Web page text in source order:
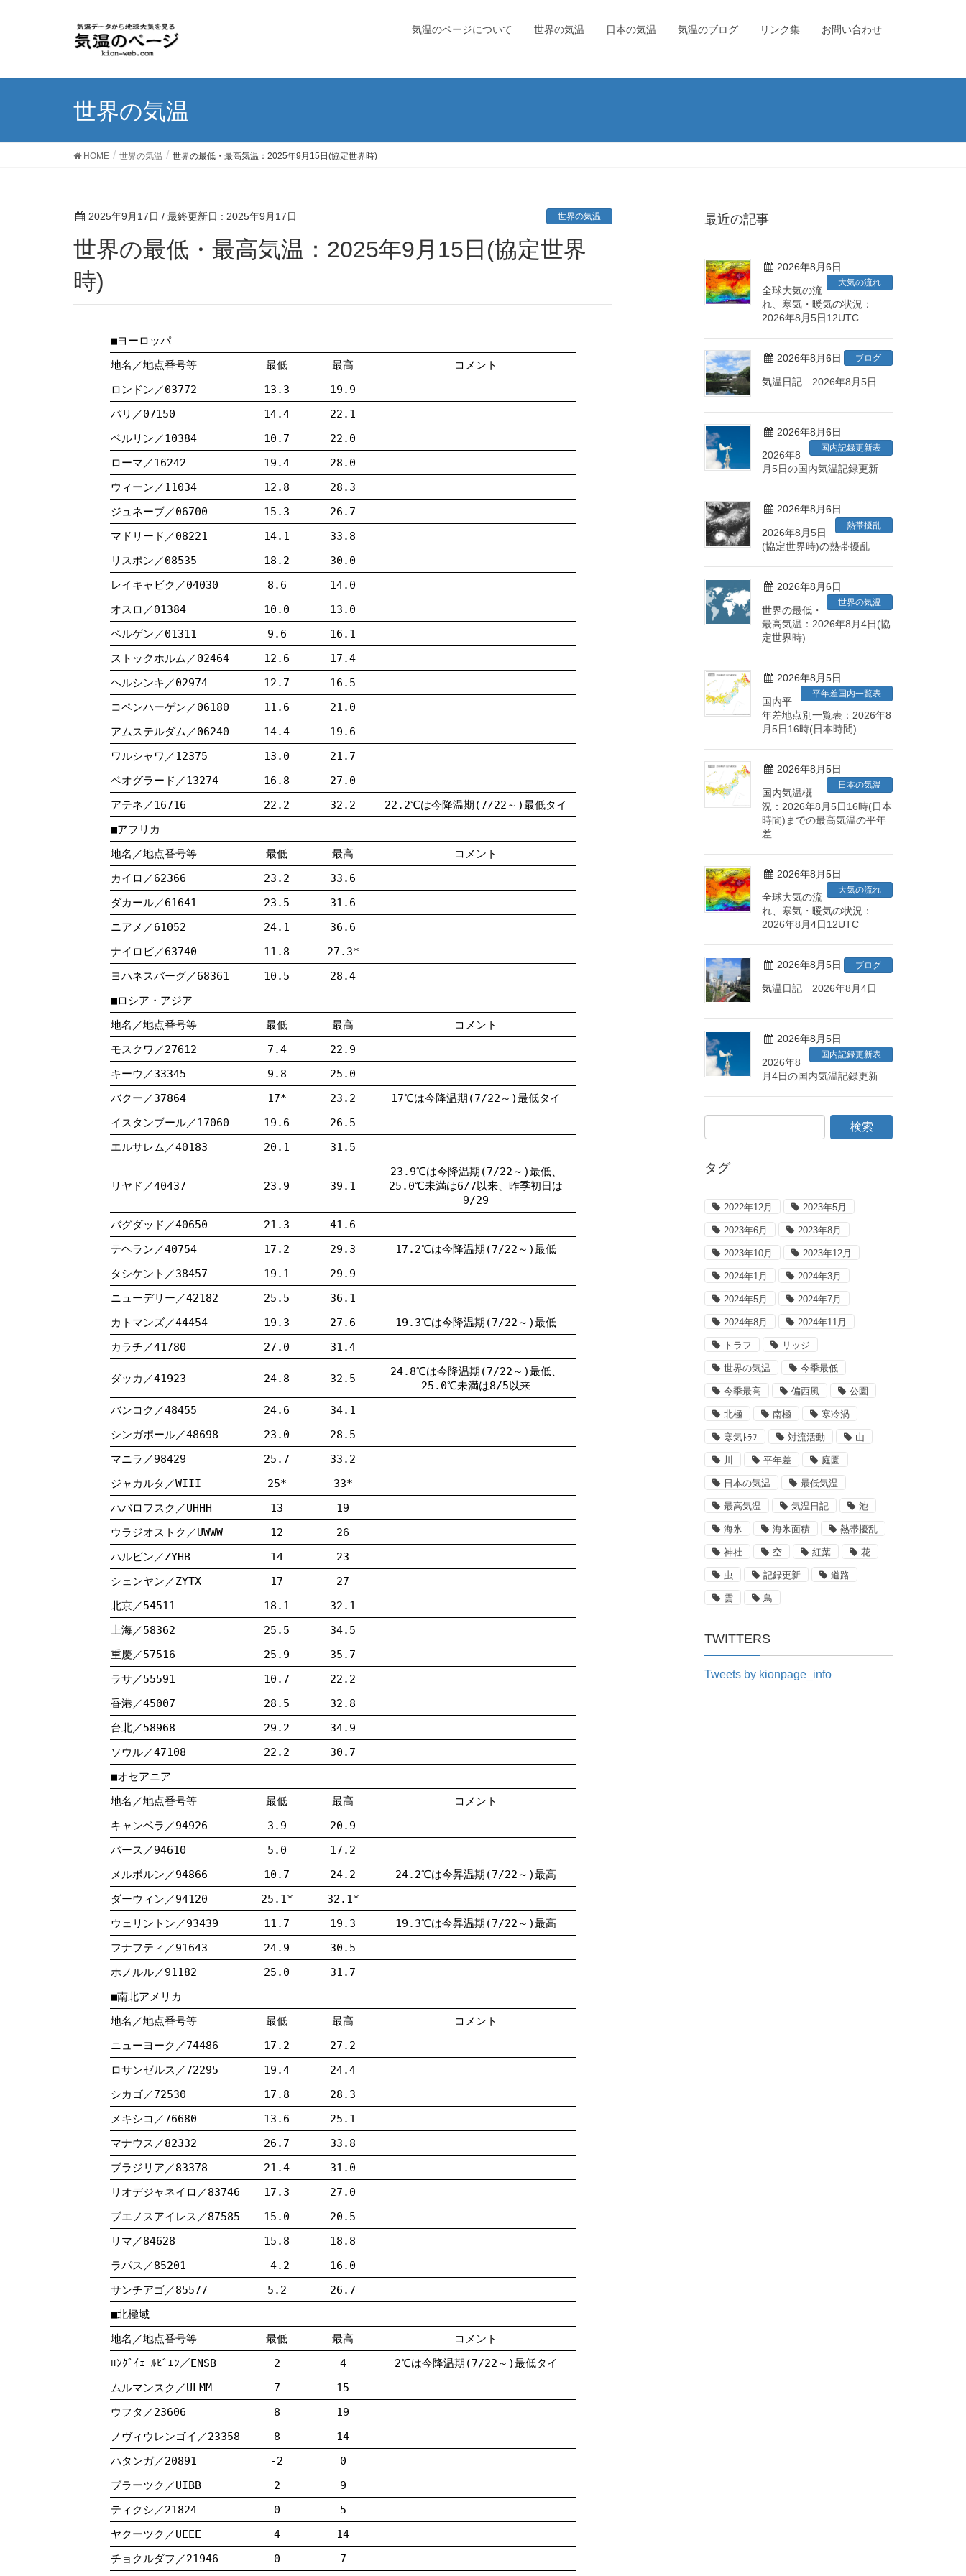
気温のページについて 世界の気温 日本の気温 気温のブログ リンク集 お問い合わせ
世界の気温
HOME 世界の気温 世界の最低・最高気温：2025年9月15日(協定世界時)
2025年9月17日 / 最終更新日 : 2025年9月17日 世界の気温
世界の最低・最高気温：2025年9月15日(協定世界
時)
■ヨーロッパ
地名／地点番号等
最低 最高
コメント
ロンドン／03772
13.3
19.9
パリ／07150
14.4
22.1
ベルリン／10384
10.7
22.0
ローマ／16242
19.4
28.0
ウィーン／11034
12.8
28.3
ジュネーブ／06700
15.3
26.7
マドリード／08221
14.1
33.8
リスボン／08535
18.2
30.0
レイキャビク／04030
8.6
14.0
オスロ／01384
10.0
13.0
ベルゲン／01311
9.6
16.1
ストックホルム／02464
12.6
17.4
ヘルシンキ／02974
12.7
16.5
コペンハーゲン／06180
11.6
21.0
アムステルダム／06240
14.4
19.6
ワルシャワ／12375
13.0
21.7
ベオグラード／13274
16.8
27.0
アテネ／16716
22.2 32.2
22.2℃は今降温期(7/22～)最低タイ
■アフリカ
地名／地点番号等
最低 最高
コメント
カイロ／62366
23.2
33.6
ダカール／61641
23.5
31.6
ニアメ／61052
24.1
36.6
ナイロビ／63740
11.8
27.3*
ヨハネスバーグ／68361
10.5
28.4
■ロシア・アジア
地名／地点番号等
最低 最高
コメント
モスクワ／27612
7.4
22.9
キーウ／33345
9.8
25.0
バクー／37864
17* 23.2
17℃は今降温期(7/22～)最低タイ
イスタンブール／17060
19.6
26.5
エルサレム／40183
20.1 31.5
リヤド／40437 23.9 39.1
23.9℃は今降温期(7/22～)最低、
25.0℃未満は6/7以来、昨季初日は
9/29
バグダッド／40650
21.3
41.6
テヘラン／40754
17.2 29.3
17.2℃は今降温期(7/22～)最低
タシケント／38457
19.1
29.9
ニューデリー／42182
25.5
36.1
カトマンズ／44454
19.3 27.6
19.3℃は今降温期(7/22～)最低
カラチ／41780
27.0 31.4
ダッカ／41923 24.8 32.5
24.8℃は今降温期(7/22～)最低、
25.0℃未満は8/5以来
バンコク／48455
24.6
34.1
シンガポール／48698
23.0
28.5
マニラ／98429
25.7
33.2
ジャカルタ／WIII
25*
33*
ハバロフスク／UHHH
13
19
ウラジオストク／UWWW
12
26
ハルビン／ZYHB
14
23
シェンヤン／ZYTX
17
27
北京／54511
18.1
32.1
上海／58362
25.5
34.5
重慶／57516
25.9
35.7
ラサ／55591
10.7
22.2
香港／45007
28.5
32.8
台北／58968
29.2
34.9
ソウル／47108
22.2
30.7
■オセアニア
地名／地点番号等
最低 最高
コメント
キャンベラ／94926
3.9
20.9
パース／94610
5.0
17.2
メルボルン／94866
10.7 24.2
24.2℃は今昇温期(7/22～)最高
ダーウィン／94120
25.1*
32.1*
ウェリントン／93439
11.7 19.3
19.3℃は今昇温期(7/22～)最高
フナフティ／91643
24.9
30.5
ホノルル／91182
25.0
31.7
■南北アメリカ
地名／地点番号等
最低 最高
コメント
ニューヨーク／74486
17.2
27.2
ロサンゼルス／72295
19.4
24.4
シカゴ／72530
17.8
28.3
メキシコ／76680
13.6
25.1
マナウス／82332
26.7
33.8
ブラジリア／83378
21.4
31.0
リオデジャネイロ／83746
17.3
27.0
ブエノスアイレス／87585
15.0
20.5
リマ／84628
15.8
18.8
ラパス／85201
-4.2
16.0
サンチアゴ／85577
5.2
26.7
■北極域
地名／地点番号等
最低 最高
コメント
ﾛﾝｸﾞｲｪｰﾙﾋﾞｴﾝ／ENSB
2 4
2℃は今降温期(7/22～)最低タイ
ムルマンスク／ULMM
7
15
ウフタ／23606
8
19
ノヴィウレンゴイ／23358
8
14
ハタンガ／20891
-2
0
ブラーツク／UIBB
2
9
ティクシ／21824
0
5
ヤクーツク／UEEE
4
14
チョクルダフ／21946
0 7
最近の記事
2026年8月6日
大気の流れ
全球大気の流
れ、寒気・暖気の状況：
2026年8月5日12UTC
2026年8月6日 ブログ
気温日記 2026年8月5日
2026年8月6日
国内記録更新表
2026年8
月5日の国内気温記録更新
2026年8月6日
熱帯擾乱
2026年8月5日
(協定世界時)の熱帯擾乱
2026年8月6日
世界の気温
世界の最低・
最高気温：2026年8月4日(協
定世界時)
2026年8月5日
平年差国内一覧表
国内平
年差地点別一覧表：2026年8
月5日16時(日本時間)
2026年8月5日
日本の気温
国内気温概
況：2026年8月5日16時(日本
時間)までの最高気温の平年
差
2026年8月5日
大気の流れ
全球大気の流
れ、寒気・暖気の状況：
2026年8月4日12UTC
2026年8月5日 ブログ
気温日記 2026年8月4日
2026年8月5日
国内記録更新表
2026年8
月4日の国内気温記録更新
タグ
2022年12月 2023年5月
2023年6月 2023年8月
2023年10月 2023年12月
2024年1月 2024年3月
2024年5月 2024年7月
2024年8月 2024年11月
トラフ リッジ
世界の気温 今季最低
今季最高 偏西風 公園
北極 南極 寒冷渦
寒気ﾄﾗﾌ 対流活動 山
川 平年差 庭園
日本の気温 最低気温
最高気温 気温日記 池
海氷 海氷面積 熱帯擾乱
神社 空 紅葉 花
虫 記録更新 道路
雲 鳥
TWITTERS
Tweets by kionpage_info